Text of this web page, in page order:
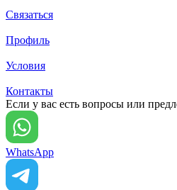
Связаться
Профиль
Условия
Контакты
Если у вас есть вопросы или
WhatsApp